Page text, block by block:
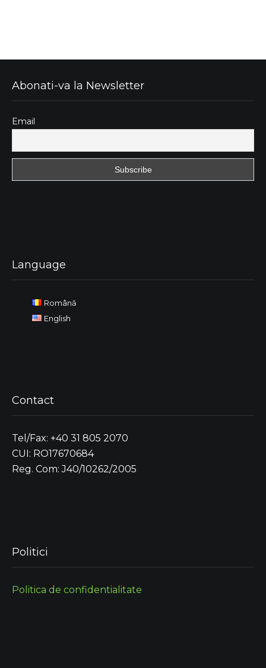
Abonati-va la Newsletter
Email
Language
Română
English
Contact
Tel/Fax: +40 31 805 2070
CUI: RO17670684
Reg. Com: J40/10262/2005
Politici
Politica de confidentialitate